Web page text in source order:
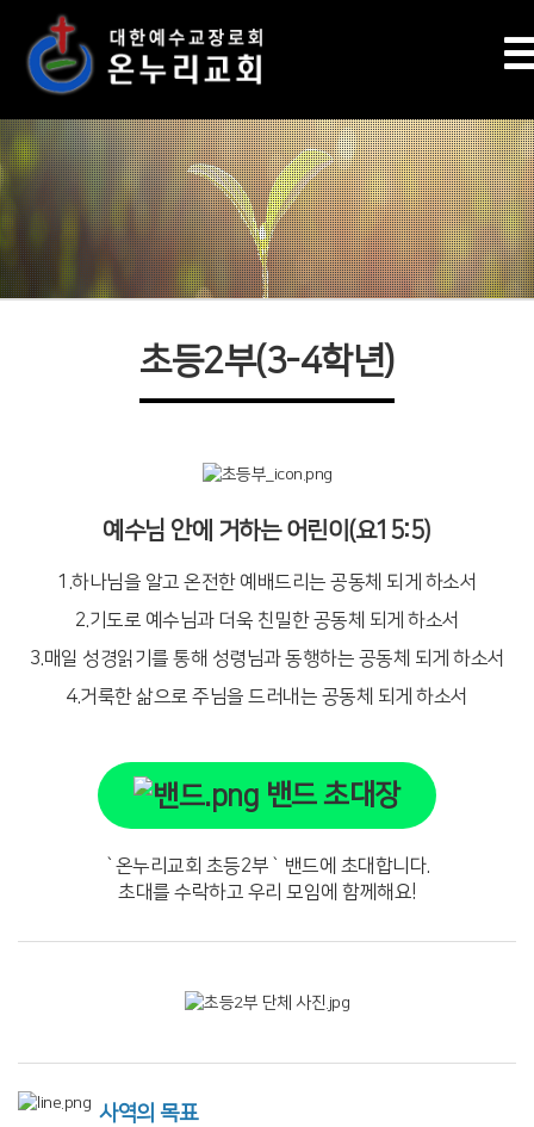
초등2부(3-4학년)
예수님 안에 거하는 어린이(요15:5)
1.하나님을 알고 온전한 예배드리는 공동체 되게 하소서
2.기도로 예수님과 더욱 친밀한 공동체 되게 하소서
3.매일 성경읽기를 통해 성령님과 동행하는 공동체 되게 하소서
4.거룩한 삶으로 주님을 드러내는 공동체 되게 하소서
밴드 초대장
`온누리교회 초등2부` 밴드에 초대합니다.
초대를 수락하고 우리 모임에 함께해요!
사역의 목표